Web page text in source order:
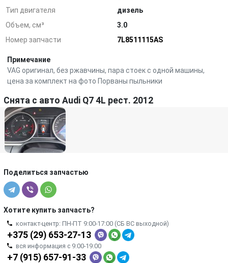
Тип двигателя
дизель
Объем, см³
3.0
Номер запчасти
7L8511115AS
Примечание
VAG оригинал, без ржавчины, пара стоек с одной машины,
цена за комплект на фото Порваны пыльники
Снята с авто Audi Q7 4L рест. 2012
Поделиться запчастью
Хотите купить запчасть?
контакт-центр: ПН-ПТ 9:00-17:00 (СБ ВС выходной)
+375 (29) 653-27-13
вся информация с 9:00-19:00
+7 (915) 657-91-33